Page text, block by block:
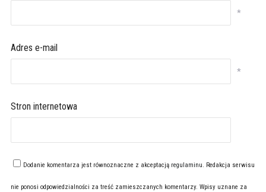
*
Adres e-mail
*
Stron internetowa
Dodanie komentarza jest równoznaczne z akceptacją regulaminu. Redakcja serwisu
nie ponosi odpowiedzialności za treść zamieszczanych komentarzy. Wpisy uznane za